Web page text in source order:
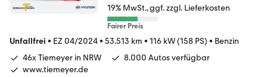
19% MwSt. ggf. zzgl. Lieferkosten
Fairer Preis
Unfallfrei • EZ 04/2024• 53.513 km • 116 kW (158 PS) • Benzin
46x Tiemeyer in NRW
8.000 Autos verfügbar
www.tiemeyer.de